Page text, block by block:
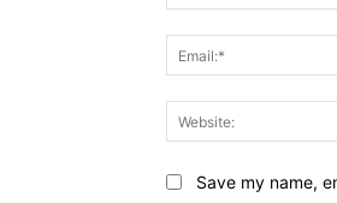
Save my name,